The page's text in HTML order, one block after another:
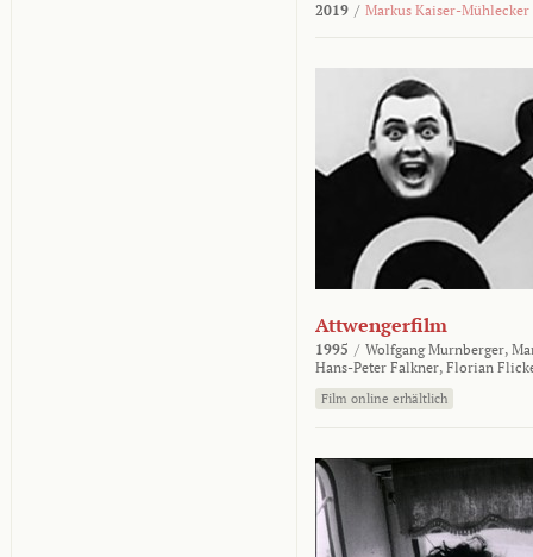
2019 / Markus Kaiser-Mühlecker
Attwengerfilm
1995 / Wolfgang Murnberger,
Hans-Peter Falkner, Florian
Film online erhältlich